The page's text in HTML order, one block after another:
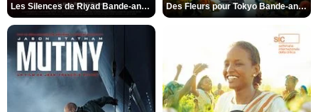
Les Silences de Riyad Bande-annonce VO STFR Des Fleurs pour Tokyo Bande-annonce VO STFR